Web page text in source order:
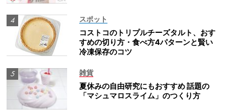
スポット
コストコのトリプルチーズタルト、おす
すめの切り方・食べ方4パターンと賢い
冷凍保存のコツ
雑貨
夏休みの自由研究にもおすすめ 話題の
「マシュマロスライム」のつくり方